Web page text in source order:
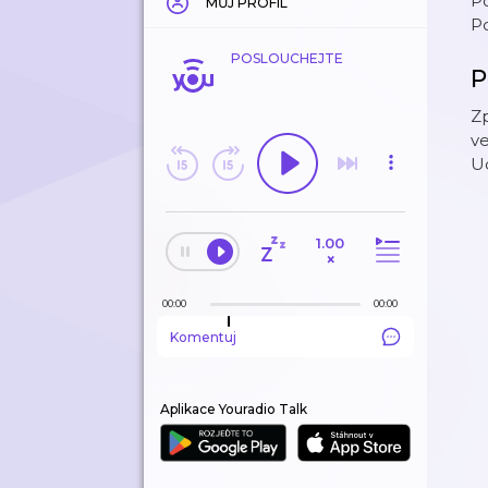
POSLOUCHEJTE
1.00
×
00:00 00:00
Komentuj
Aplikace Youradio Talk